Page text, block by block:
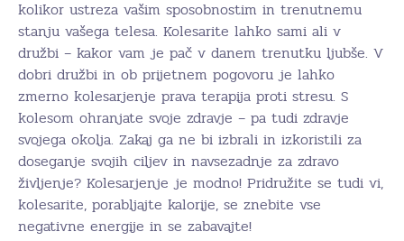
kolikor ustreza vašim sposobnostim in trenutnemu
stanju vašega telesa. Kolesarite lahko sami ali v
družbi – kakor vam je pač v danem trenutku ljubše. V
dobri družbi in ob prijetnem pogovoru je lahko
zmerno kolesarjenje prava terapija proti stresu. S
kolesom ohranjate svoje zdravje – pa tudi zdravje
svojega okolja. Zakaj ga ne bi izbrali in izkoristili za
doseganje svojih ciljev in navsezadnje za zdravo
življenje? Kolesarjenje je modno! Pridružite se tudi vi,
kolesarite, porabljajte kalorije, se znebite vse
negativne energije in se zabavajte!